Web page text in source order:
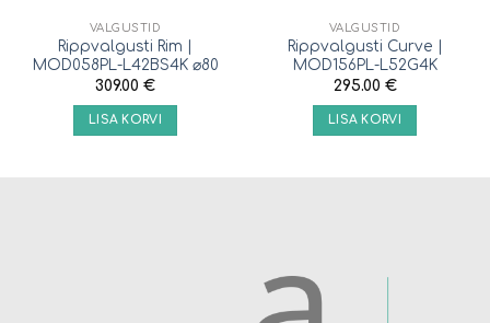
VALGUSTID
Rippvalgusti Rim |
MOD058PL-L42BS4K ⌀80
309.00 €
LISA KORVI
VALGUSTID
Rippvalgusti Curve |
MOD156PL-L52G4K
295.00 €
LISA KORVI